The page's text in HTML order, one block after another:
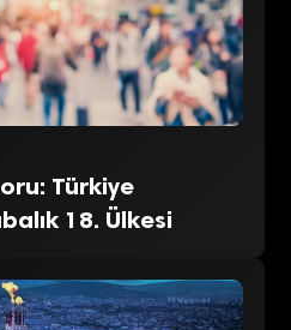
Türkiye
18. Ülkesi